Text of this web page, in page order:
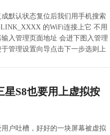
默认状态复位后我们用手机搜索
的WiFi连接上它 不用
入管理页面地址 会进下图入管理
管理设置向导点击下一步选则上
2021-02-23 12:15:52
星S8也要用上虚拟按
户吐槽，好好的一块屏幕被虚拟